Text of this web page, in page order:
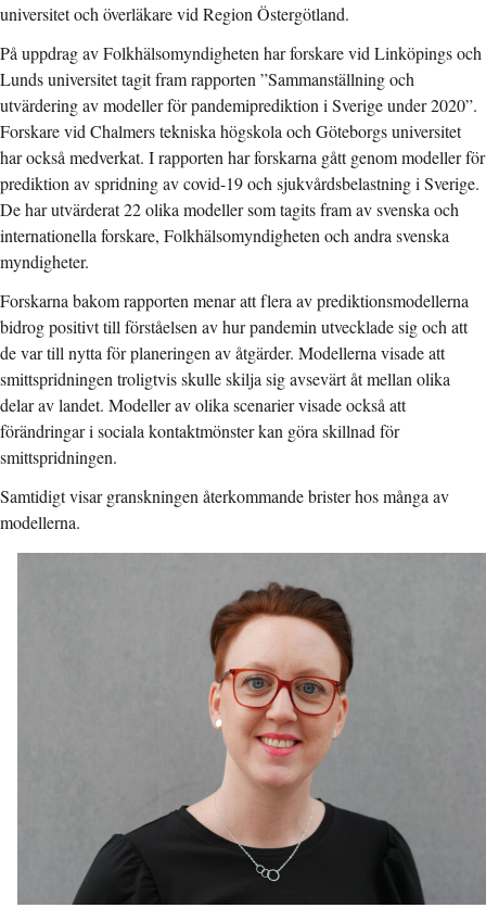
universitet och överläkare vid Region Östergötland.
På uppdrag av Folkhälsomyndigheten har forskare vid Linköpings och
Lunds universitet tagit fram rapporten ”Sammanställning och
utvärdering av modeller för pandemiprediktion i Sverige under 2020”.
Forskare vid Chalmers tekniska högskola och Göteborgs universitet
har också medverkat. I rapporten har forskarna gått genom modeller för
prediktion av spridning av covid-19 och sjukvårdsbelastning i Sverige.
De har utvärderat 22 olika modeller som tagits fram av svenska och
internationella forskare, Folkhälsomyndigheten och andra svenska
myndigheter.
Forskarna bakom rapporten menar att flera av prediktionsmodellerna
bidrog positivt till förståelsen av hur pandemin utvecklade sig och att
de var till nytta för planeringen av åtgärder. Modellerna visade att
smittspridningen troligtvis skulle skilja sig avsevärt åt mellan olika
delar av landet. Modeller av olika scenarier visade också att
förändringar i sociala kontaktmönster kan göra skillnad för
smittspridningen.
Samtidigt visar granskningen återkommande brister hos många av
modellerna.